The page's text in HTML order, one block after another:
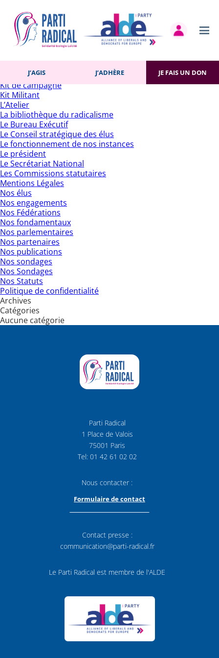
J’AGIS J’ADHÈRE JE FAIS UN DON
Pages
Accueil
Actualités
Contact
J’adhère
Kit de campagne
Kit Militant
L’Atelier
La bibliothèque du radicalisme
Le Bureau Exécutif
Le Conseil stratégique des élus
Le fonctionnement de nos instances
Le président
Le Secrétariat National
Les Commissions statutaires
Mentions Légales
Nos élus
Nos engagements
Nos Fédérations
Nos fondamentaux
Nos parlementaires
Nos partenaires
Nos publications
Nos sondages
Nos Sondages
Nos Statuts
Politique de confidentialité
Archives
Catégories
Aucune catégorie
Parti Radical
1 Place de Valois
75001 Paris
Tel: 01 42 61 02 02
Nous contacter :
Formulaire de contact
Contact presse :
communication@parti-radical.fr
Le Parti Radical est membre de l'ALDE